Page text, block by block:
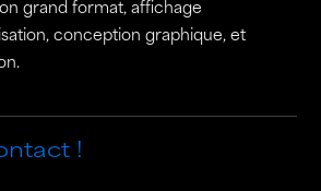
grand format, affichage
conception graphique, et
!